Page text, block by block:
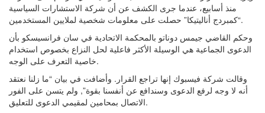
منذ أسابيع، عندما جرى الكشف عن أن شركة الاستشارات السياسية
“كمبردج أناليتيكا” حصلت على معلومات شخصية لملايين المستخدمين.
وحكم القاضي جيمس دوناتو بالمحكمة الاتحادية في سان فرانسيسكو بأن
الدعوى الجماعية هي الوسيلة الأكثر فاعلية لحل النزاع بخصوص استخدام
خاصية التعرف على الوجه.
وقالت شركة فيسبوك إنها تراجع القرار. وأضافت في بيان “ما زلنا نعتقد
أنه لا وجه لرفع الدعوى وسندافع عن أنفسنا بقوة”, ولم يتسن على الفور
الاتصال بمحامين لمقيمي الدعوى للتعليق.